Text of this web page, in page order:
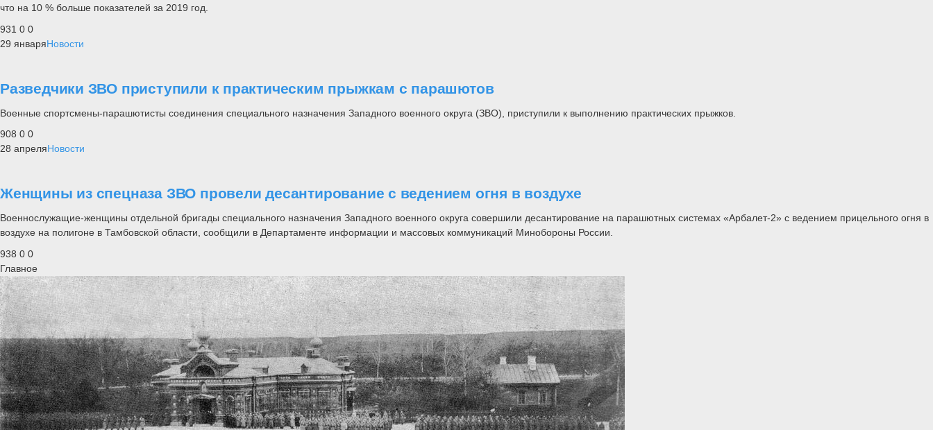
что на 10 % больше показателей за 2019 год.
931 0 0
29 январяНовости
Разведчики ЗВО приступили к практическим прыжкам с парашютов
Военные спортсмены-парашютисты соединения специального назначения Западного военного округа (ЗВО), приступили к выполнению практических прыжков.
908 0 0
28 апреляНовости
Женщины из спецназа ЗВО провели десантирование с ведением огня в воздухе
Военнослужащие-женщины отдельной бригады специального назначения Западного военного округа совершили десантирование на парашютных системах «Арбалет-2» с ведением прицельного огня в
воздухе на полигоне в Тамбовской области, сообщили в Департаменте информации и массовых коммуникаций Минобороны России.
938 0 0
Главное